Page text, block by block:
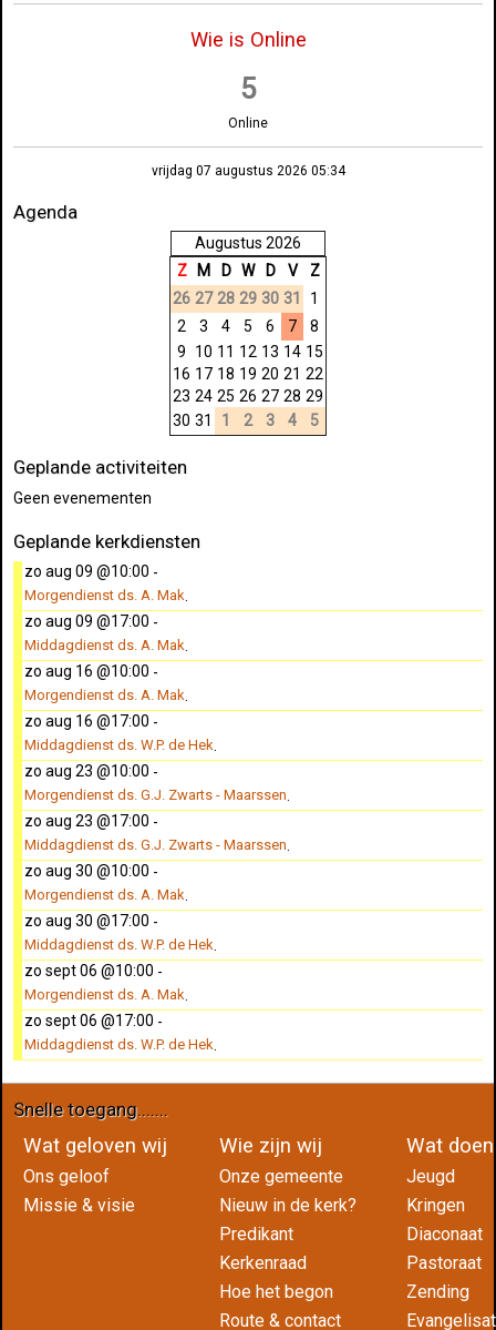
Wie is Online
5
Online
vrijdag 07 augustus 2026 05:34
Agenda
Augustus 2026
Z
M D W D V
Z
26 27 28 29 30 31
1
2
3 4 5 6 7
8
9
10 11 12 13 14 15
16 17 18 19 20 21 22
23 24 25 26 27 28 29
30 31 1 2 3 4 5
Geplande activiteiten
Geen evenementen
Geplande kerkdiensten
zo aug 09 @10:00 -
Morgendienst ds. A. Mak
zo aug 09 @17:00 -
Middagdienst ds. A. Mak
zo aug 16 @10:00 -
Morgendienst ds. A. Mak
zo aug 16 @17:00 -
Middagdienst ds. W.P. de Hek
zo aug 23 @10:00 -
Morgendienst ds. G.J. Zwarts - Maarssen
zo aug 23 @17:00 -
Middagdienst ds. G.J. Zwarts - Maarssen
zo aug 30 @10:00 -
Morgendienst ds. A. Mak
zo aug 30 @17:00 -
Middagdienst ds. W.P. de Hek
zo sept 06 @10:00 -
Morgendienst ds. A. Mak
zo sept 06 @17:00 -
Middagdienst ds. W.P. de Hek
Snelle toegang.......
Wat geloven wij Wie zijn wij Wat
Ons geloof Onze gemeente
Jeugd
Missie & visie
Nieuw in de kerk?
Kringen
Predikant
Diaconaat
Kerkenraad
Pastoraat
Hoe het begon
Zending
Route & contact